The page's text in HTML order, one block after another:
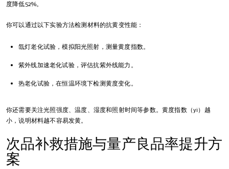
度降低52%。
你可以通过以下实验方法检测材料的抗黄变性能：
氙灯老化试验，模拟阳光照射，测量黄度指数。
紫外线加速老化试验，评估抗紫外线能力。
热老化试验，在恒温环境下检测黄度变化。
你还需要关注光照强度、温度、湿度和照射时间等参数。黄度指数（yi）越
小，说明材料越不容易发黄。
次品补救措施与量产良品率提升方
案